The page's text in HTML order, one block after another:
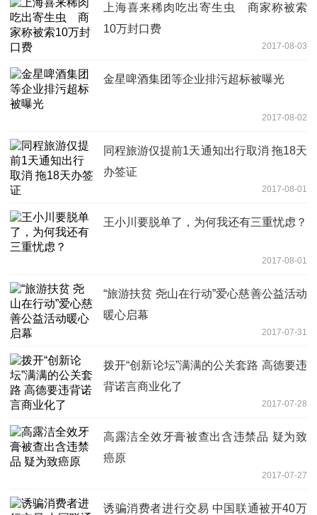
上海喜来稀肉吃出寄生虫 商家称被索
10万封口费
2017-08-03
金星啤酒集团等企业排污超标被曝光
2017-08-02
同程旅游仅提前1天通知出行取消 拖18天
办签证
2017-08-01
王小川要脱单了，为何我还有三重忧虑？
2017-08-01
“旅游扶贫 尧山在行动”爱心慈善公益活动
暖心启幕
2017-07-31
拨开“创新论坛”满满的公关套路 高德要违
背诺言商业化了
2017-07-28
高露洁全效牙膏被查出含违禁品 疑为致
癌原
2017-07-27
诱骗消费者进行交易 中国联通被开40万